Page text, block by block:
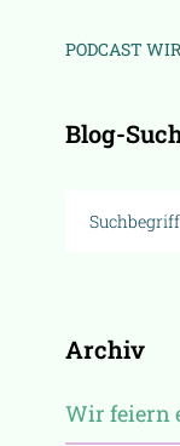
PODCAST
Blog-
Archiv
Wir feiern